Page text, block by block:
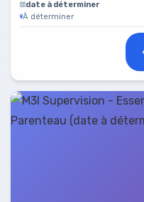
date à déterminer
À déterminer